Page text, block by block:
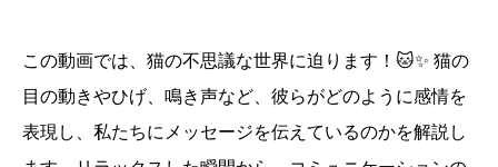
この動画では、猫の不思議な世界に迫ります！🐱✨ 猫の
目の動きやひげ、鳴き声など、彼らがどのように感情を
表現し、私たちにメッセージを伝えているのかを解説し